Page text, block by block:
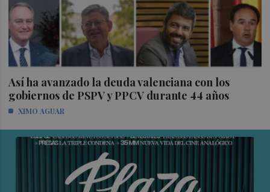
Así ha avanzado la deuda valenciana con los
gobiernos de PSPV y PPCV durante 44 años
XIMO AGUAR